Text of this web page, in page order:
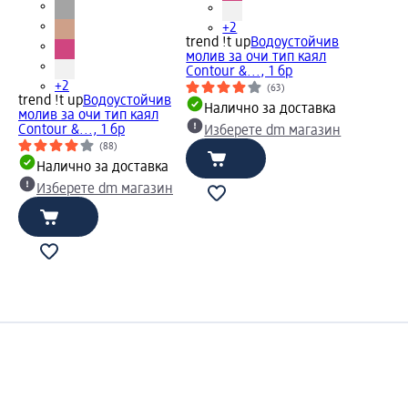
+2
trend !t upВодоустойчив
молив за очи тип каял
Contour &..., 1 бр
(88)
Налично за доставка
Изберете dm магазин
+2
trend !t upВодоустойчив
молив за очи тип каял
Contour &..., 1 бр
(63)
Налично за доставка
Изберете dm магазин